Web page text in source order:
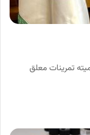
تمرینات معلق